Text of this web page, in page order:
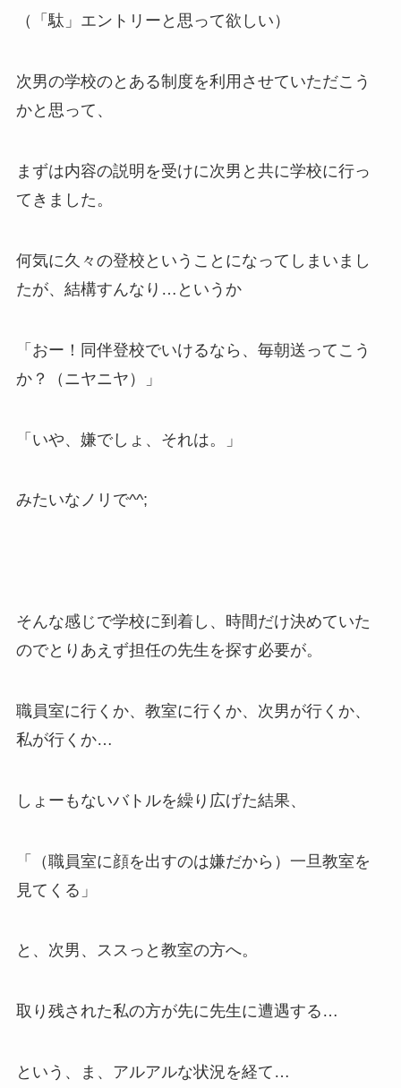
（「駄」エントリーと思って欲しい）
次男の学校のとある制度を利用させていただこう
かと思って、
まずは内容の説明を受けに次男と共に学校に行っ
てきました。
何気に久々の登校ということになってしまいまし
たが、結構すんなり…というか
「おー！同伴登校でいけるなら、毎朝送ってこう
か？（ニヤニヤ）」
「いや、嫌でしょ、それは。」
みたいなノリで^^;
そんな感じで学校に到着し、時間だけ決めていた
のでとりあえず担任の先生を探す必要が。
職員室に行くか、教室に行くか、次男が行くか、
私が行くか…
しょーもないバトルを繰り広げた結果、
「（職員室に顔を出すのは嫌だから）一旦教室を
見てくる」
と、次男、ススっと教室の方へ。
取り残された私の方が先に先生に遭遇する…
という、ま、アルアルな状況を経て…